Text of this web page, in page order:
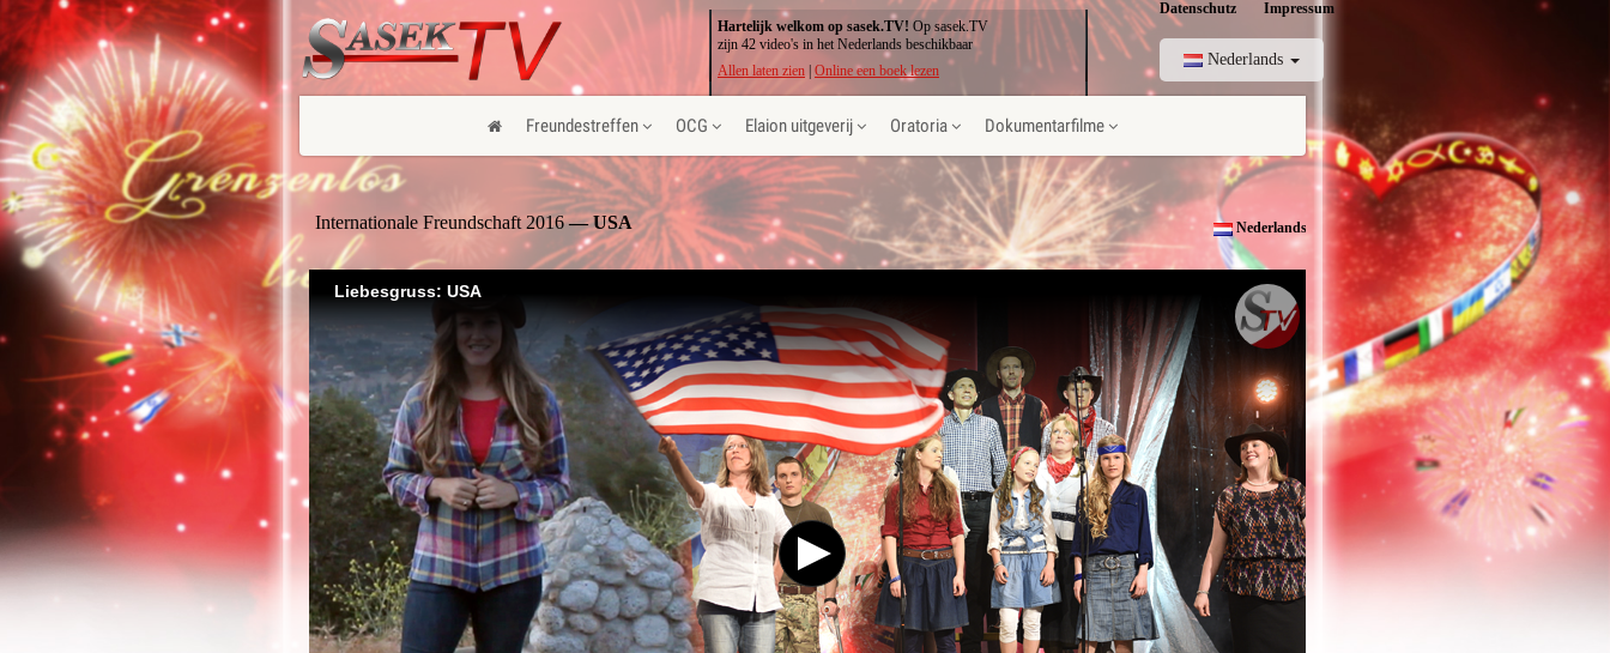
Datenschutz Impressum
Nederlands
Freundestreffen OCG Elaion uitgeverij Oratoria Dokumentarfilme
Hartelijk welkom op sasek.TV! Op sasek.TV
zijn 42 video's in het Nederlands beschikbaar
Allen laten zien Online een boek lezen
Internationale Freundschaft 2016— USA Nederlands ↓
Liebesgruss: USA